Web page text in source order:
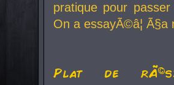
pratique pour
On a essayÃ©â¦
Plat de